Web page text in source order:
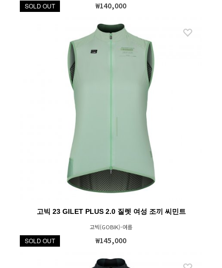
₩140,000
SOLD OUT
고빅 23 GILET PLUS 2.0 질렛 여성 조끼 씨민트
고빅(GOBIK)-여름
₩145,000
SOLD OUT